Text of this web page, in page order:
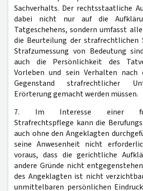
Sachverhalts. Der rechtsstaatliche
dabei nicht nur auf die
Tatgeschehens, sondern umfasst
die Beurteilung der strafrechtlichen
Strafzumessung von Bedeutung
auch die Persönlichkeit des
Vorleben und sein Verhalten
Gegenstand strafrechtlicher
Erörterung gemacht werden müssen.
7. Im Interesse einer
Strafrechtspflege kann die
auch ohne den Angeklagten
seine Anwesenheit nicht
voraus, dass die gerichtliche
andere Gründe nicht
des Angeklagten ist nicht
unmittelbaren persönlichen